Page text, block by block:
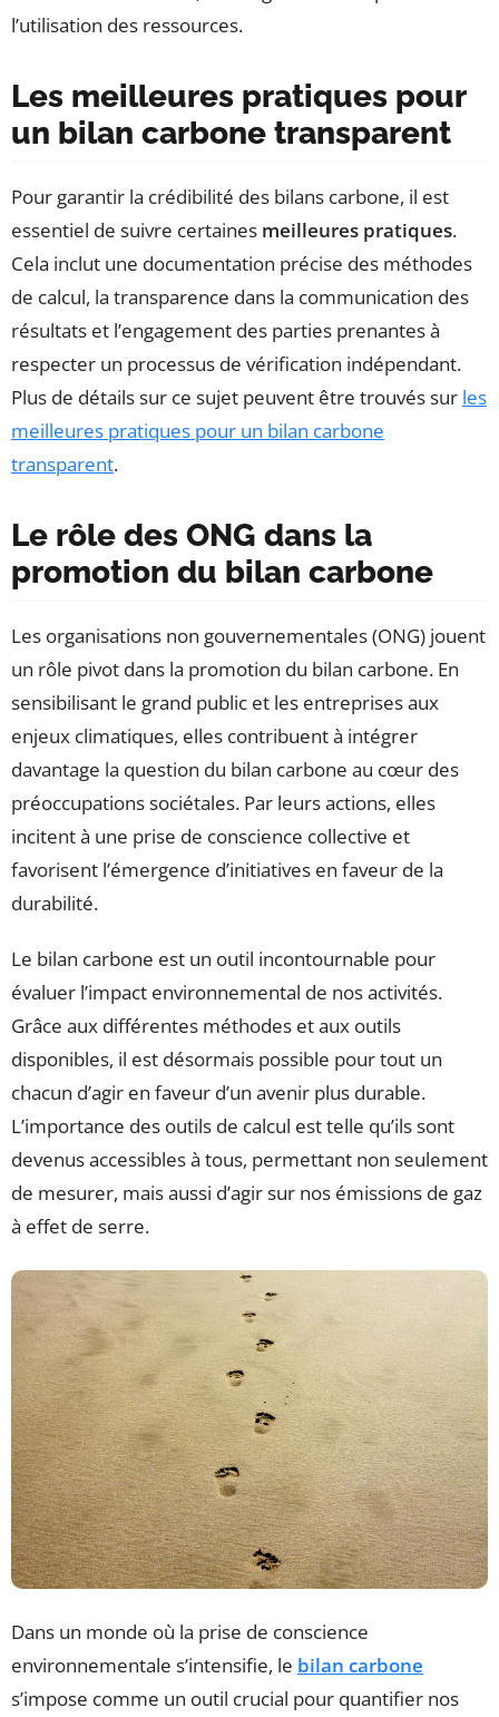
l’utilisation des ressources.
Les meilleures pratiques pour
un bilan carbone transparent
Pour garantir la crédibilité des bilans carbone, il est
essentiel de suivre certaines meilleures pratiques.
Cela inclut une documentation précise des méthodes
de calcul, la transparence dans la communication des
résultats et l’engagement des parties prenantes à
respecter un processus de vérification indépendant.
Plus de détails sur ce sujet peuvent être trouvés sur les
meilleures pratiques pour un bilan carbone
transparent.
Le rôle des ONG dans la
promotion du bilan carbone
Les organisations non gouvernementales (ONG) jouent
un rôle pivot dans la promotion du bilan carbone. En
sensibilisant le grand public et les entreprises aux
enjeux climatiques, elles contribuent à intégrer
davantage la question du bilan carbone au cœur des
préoccupations sociétales. Par leurs actions, elles
incitent à une prise de conscience collective et
favorisent l’émergence d’initiatives en faveur de la
durabilité.
Le bilan carbone est un outil incontournable pour
évaluer l’impact environnemental de nos activités.
Grâce aux différentes méthodes et aux outils
disponibles, il est désormais possible pour tout un
chacun d’agir en faveur d’un avenir plus durable.
L’importance des outils de calcul est telle qu’ils sont
devenus accessibles à tous, permettant non seulement
de mesurer, mais aussi d’agir sur nos émissions de gaz
à effet de serre.
Dans un monde où la prise de conscience
environnementale s’intensifie, le bilan carbone
s’impose comme un outil crucial pour quantifier nos